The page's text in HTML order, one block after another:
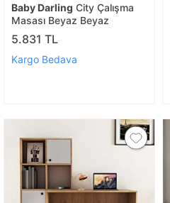
Baby Darling City Çalışma
Masası Beyaz Beyaz
5.831 TL
Kargo Bedava